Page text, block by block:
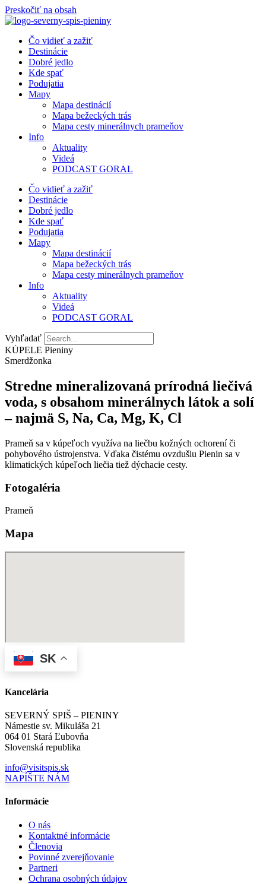
Preskočiť na obsah
Čo vidieť a zažiť
Destinácie
Dobré jedlo
Kde spať
Podujatia
Mapy
Mapa destinácií
Mapa bežeckých trás
Mapa cesty minerálnych prameňov
Info
Aktuality
Videá
PODCAST GORAL
Čo vidieť a zažiť
Destinácie
Dobré jedlo
Kde spať
Podujatia
Mapy
Mapa destinácií
Mapa bežeckých trás
Mapa cesty minerálnych prameňov
Info
Aktuality
Videá
PODCAST GORAL
Vyhľadať
KÚPELE Pieniny
Smerdžonka
Stredne mineralizovaná prírodná liečivá
voda, s obsahom minerálnych látok a solí
– najmä S, Na, Ca, Mg, K, Cl
Prameň sa v kúpeľoch využíva na liečbu kožných ochorení či
pohybového ústrojenstva. Vďaka čistému ovzdušiu Pienin sa v
klimatických kúpeľoch liečia tiež dýchacie cesty.
Fotogaléria
Prameň
Mapa
SK
Kancelária
SEVERNÝ SPIŠ – PIENINY
Námestie sv. Mikuláša 21
064 01 Stará Ľubovňa
Slovenská republika
info@visitspis.sk
NAPÍŠTE NÁM
Informácie
O nás
Kontaktné informácie
Členovia
Povinné zverejňovanie
Partneri
Ochrana osobných údajov